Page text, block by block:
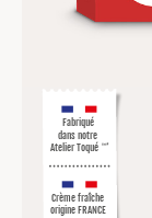
Fabriqué
dans notre
Atelier Toqué ™*
Crème fraîche
origine FRANCE